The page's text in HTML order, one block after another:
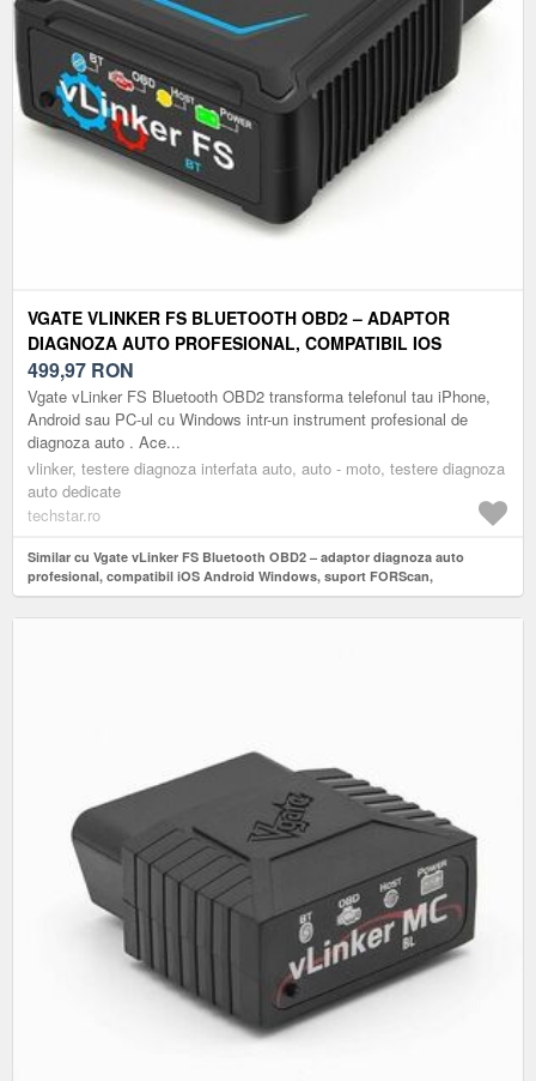
VGATE VLINKER FS BLUETOOTH OBD2 – ADAPTOR
DIAGNOZA AUTO PROFESIONAL, COMPATIBIL IOS
ANDROID WINDOWS, SUPORT FORSCAN, PROGRAMARE
ECU SI PROTOCOALE MS-CAN
499,97 RON
Vgate vLinker FS Bluetooth OBD2 transforma telefonul tau iPhone,
Android sau PC-ul cu Windows intr-un instrument profesional de
diagnoza auto . Ace...
vlinker, testere diagnoza interfata auto, auto - moto, testere diagnoza
auto dedicate
techstar.ro
Similar cu Vgate vLinker FS Bluetooth OBD2 – adaptor diagnoza auto
profesional, compatibil iOS Android Windows, suport FORScan,
programare ECU si protocoale MS-CAN